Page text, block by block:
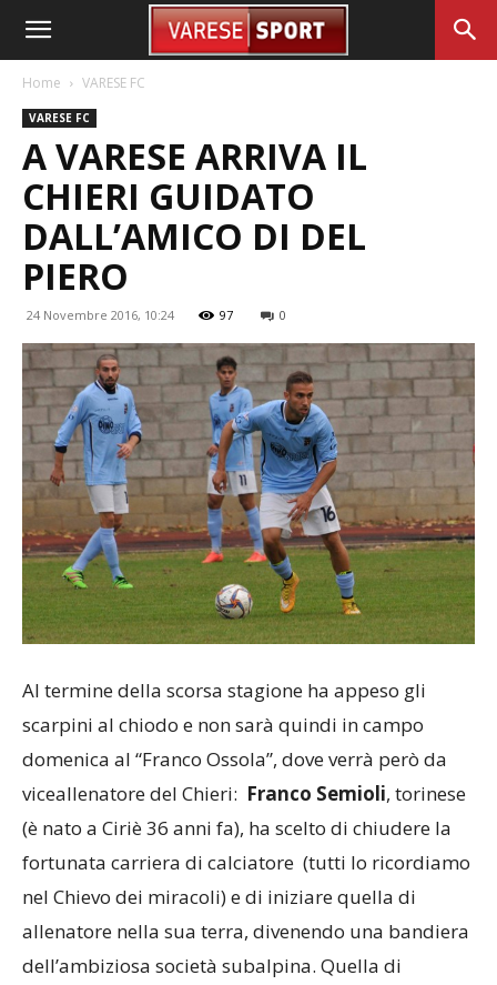
Home VARESE FC
VARESE FC
A VARESE ARRIVA IL
CHIERI GUIDATO
DALL’AMICO DI DEL
PIERO
24 Novembre 2016, 10:24 97 0
Al termine della scorsa stagione ha appeso gli
scarpini al chiodo e non sarà quindi in campo
domenica al “Franco Ossola”, dove verrà però da
viceallenatore del Chieri: Franco Semioli, torinese
(è nato a Ciriè 36 anni fa), ha scelto di chiudere la
fortunata carriera di calciatore (tutti lo ricordiamo
nel Chievo dei miracoli) e di iniziare quella di
allenatore nella sua terra, divenendo una bandiera
dell’ambiziosa società subalpina. Quella di